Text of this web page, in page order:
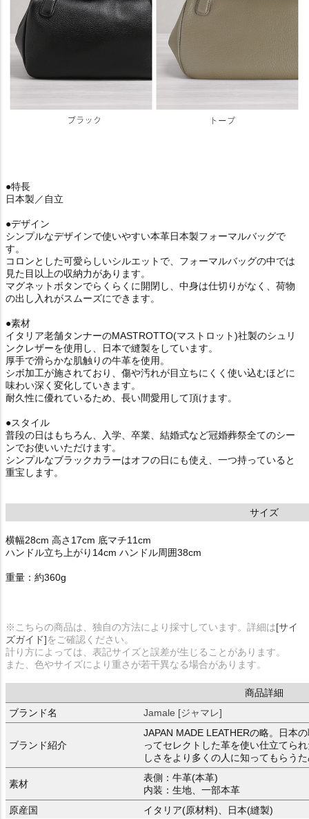
●特長
日本製／自立
●デザイン
シンプルなデザインで使いやすい本革日本製フォーマルバッグで
す。
コロンとした可愛らしいシルエットで、フォーマルバッグの中では
見た目以上の収納力があります。
マグネットボタンでらくらくに開閉し、中身は仕切りがなく、荷物
の出し入れがスムーズにできます。
●素材
イタリア老舗タンナーのMASTROTTO(マストロット)社製のシュリ
ンクレザーを使用し、日本で縫製をしています。
厚手で滑らかな肌触りの牛革を使用。
シボ加工が施されており、傷や汚れが目立ちにくく使い込むほどに
味わい深く変化していきます。
耐久性に優れているため、長い間愛用して頂けます。
●スタイル
普段の日はもちろん、入学、卒業、結婚式など冠婚葬祭全てのシー
ンでお使いいただけます。
シンプルなブラックカラーはオフの日にも使え、一つ持っていると
重宝します。
サイズ
横幅28cm 高さ17cm 底マチ11cm
ハンドル立ち上がり14cm ハンドル周囲38cm
重量：約360g
※こちらの商品は、独自の方法により採寸しています。詳細は[サイ
ズガイド]をご確認ください。
計り方によっては、表記サイズと誤差が生じることがあります。
また、色やサイズにより重さが若干異なる場合があります。
商品詳細
ブランド名
Jamale [ジャマレ]
ブランド紹介
JAPAN MADE LEATHERの略。日本
ってセレクトした革を使い仕立てら
しさをより多くの人に知ってもらう
素材
表側：牛革(本革)
内装：生地、一部本革
原産国
イタリア(原材料)、日本(縫製)